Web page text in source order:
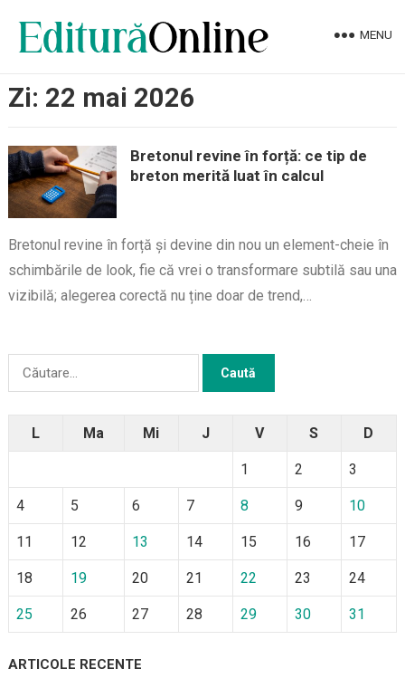
MENU
Zi: 22 mai 2026
Bretonul revine în forță: ce tip de
breton merită luat în calcul
Bretonul revine în forță și devine din nou un element-cheie în
schimbările de look, fie că vrei o transformare subtilă sau una
vizibilă; alegerea corectă nu ține doar de trend,…
Caută
L Ma Mi J V S D
1 2 3
4 5 6 7 8 9 10
11 12 13 14 15 16 17
18 19 20 21 22 23 24
25 26 27 28 29 30 31
ARTICOLE RECENTE